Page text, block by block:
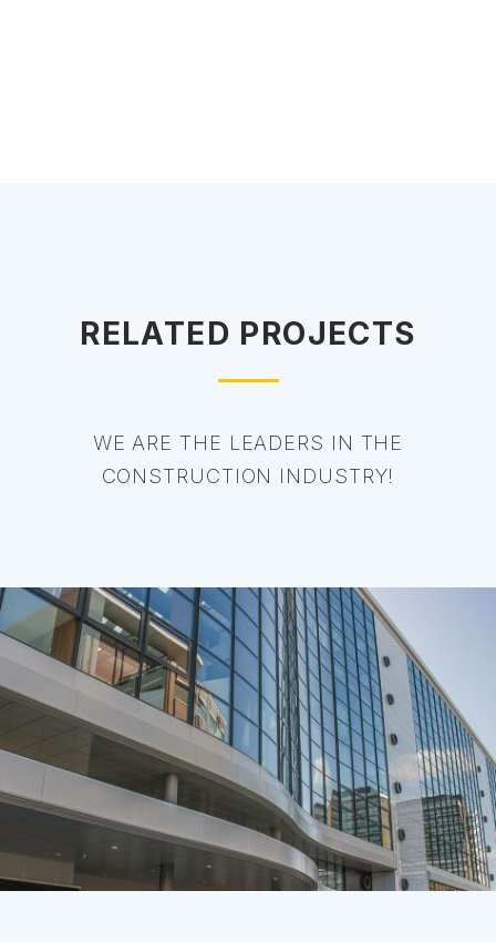
RELATED PROJECTS
WE ARE THE LEADERS IN THE
CONSTRUCTION INDUSTRY!